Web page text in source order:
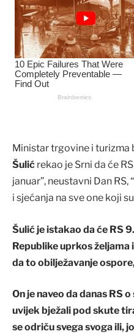
Ministar trgovine i turizma
Šulić rekao je Srni da će
januar”, neustavni Dan
i sjećanja na sve one koji
Šulić je istakao da će RS
Republike uprkos željama
da to obilježavanje
On je naveo da danas RS
uvijek bježali pod skute
se odriču svega svoga ili,